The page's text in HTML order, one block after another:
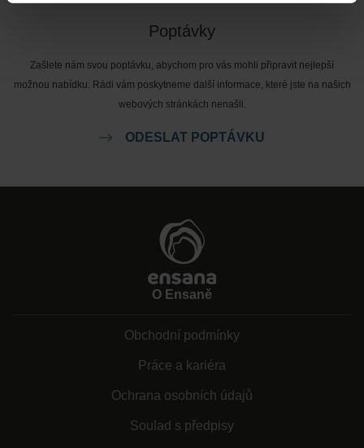
Poptávky
Zašlete nám svou poptávku, abychom pro vás mohli připravit nejlepší
možnou nabídku. Rádi vám poskytneme další informace, které jste na našich
webových stránkách nenašli.
ODESLAT POPTÁVKU
O Ensaně
Obchodní podmínky
Práce a kariéra
Ochrana osobních údajů
Soulad s předpisy